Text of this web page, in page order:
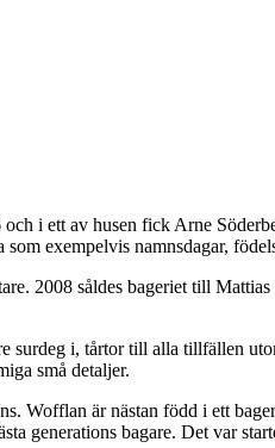
i ett av husen fick Arne
exempelvis namnsdagar,
2008 såldes bageriet till
surdeg i, tårtor till alla tillfällen
små detaljer.
Wofflan är nästan född i ett
generations bagare. Det var